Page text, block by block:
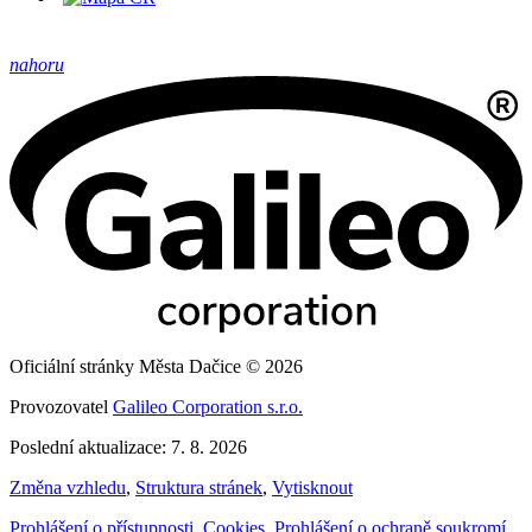
nahoru
Oficiální stránky Města Dačice © 2026
Provozovatel Galileo Corporation s.r.o.
Poslední aktualizace: 7. 8. 2026
Změna vzhledu, Struktura stránek, Vytisknout
Prohlášení o přístupnosti Cookies Prohlášení o ochraně soukromí